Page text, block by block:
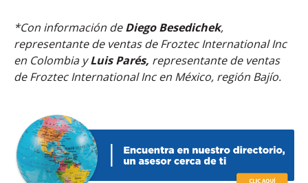
*Con información deDiego Besedichek,
representante de ventas de Froztec International Inc
en Colombia yLuis Parés, representante de ventas
de Froztec International Inc en México, región Bajío.